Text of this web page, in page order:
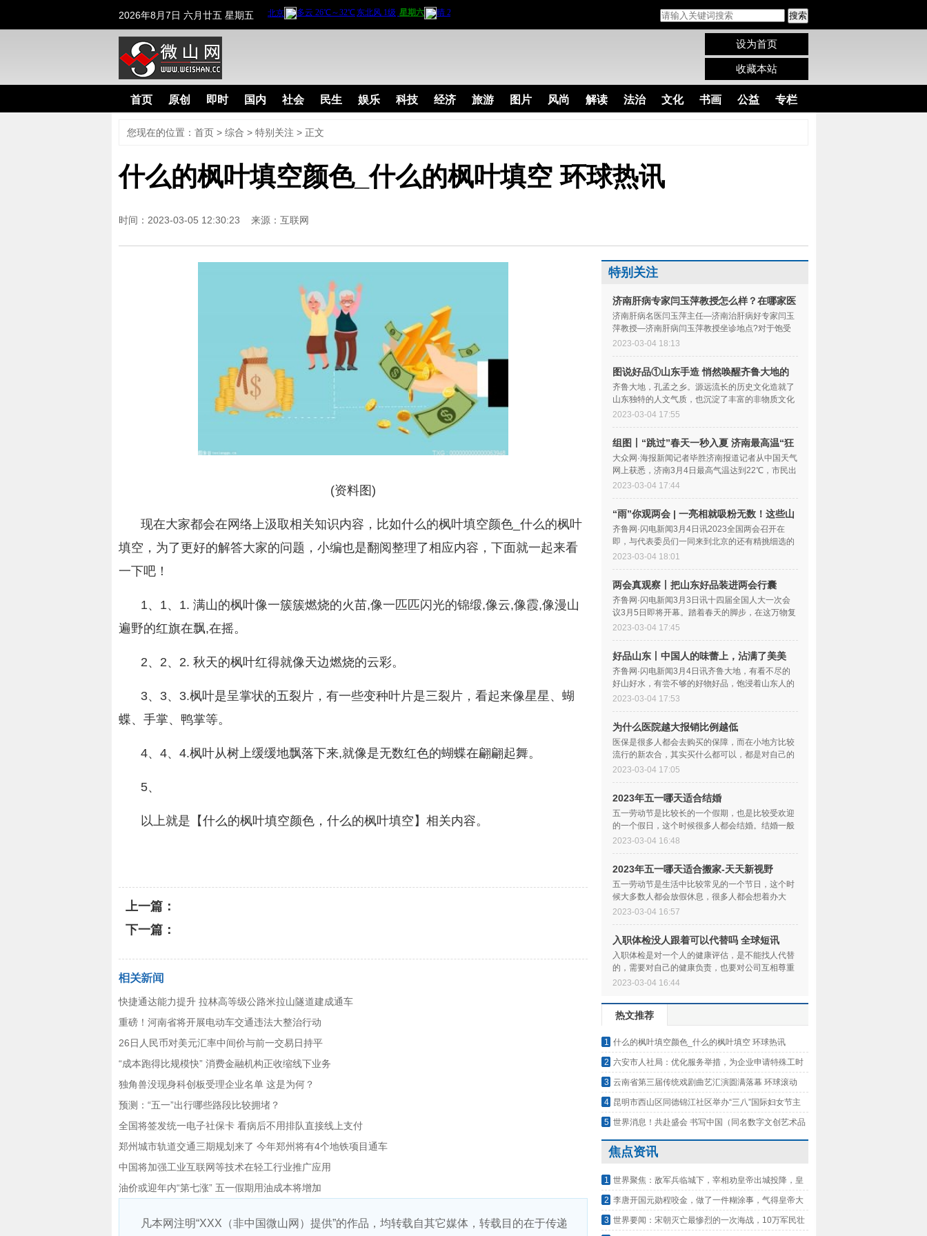
2026年8月7日 六月廿五 星期五 搜索
设为首页
收藏本站
首页 原创 即时 国内 社会 民生 娱乐 科技 经济 旅游 图片 风尚 解读 法治 文化 书画 公益 专栏
您现在的位置： 首页 > 综合 > 特别关注 > 正文
什么的枫叶填空颜色_什么的枫叶填空 环球热讯
时间：2023-03-05 12:30:23 来源： 互联网
(资料图)
现在大家都会在网络上汲取相关知识内容，比如什么的枫叶填空颜色_什么的枫叶
填空，为了更好的解答大家的问题，小编也是翻阅整理了相应内容，下面就一起来看
一下吧！
1、1、1. 满山的枫叶像一簇簇燃烧的火苗,像一匹匹闪光的锦缎,像云,像霞,像漫山
遍野的红旗在飘,在摇。
2、2、2. 秋天的枫叶红得就像天边燃烧的云彩。
3、3、3.枫叶是呈掌状的五裂片，有一些变种叶片是三裂片，看起来像星星、蝴
蝶、手掌、鸭掌等。
4、4、4.枫叶从树上缓缓地飘落下来,就像是无数红色的蝴蝶在翩翩起舞。
5、
以上就是【什么的枫叶填空颜色，什么的枫叶填空】相关内容。
上一篇：
下一篇：
快捷通达能力提升 拉林高等级公路米拉山隧道建成通车
重磅！河南省将开展电动车交通违法大整治行动
26日人民币对美元汇率中间价与前一交易日持平
“成本跑得比规模快” 消费金融机构正收缩线下业务
独角兽没现身科创板受理企业名单 这是为何？
预测：“五一”出行哪些路段比较拥堵？
全国将签发统一电子社保卡 看病后不用排队直接线上支付
郑州城市轨道交通三期规划来了 今年郑州将有4个地铁项目通车
中国将加强工业互联网等技术在轻工行业推广应用
油价或迎年内“第七涨” 五一假期用油成本将增加
凡本网注明“XXX（非中国微山网）提供”的作品，均转载自其它媒体，转载目的在于传递
特别关注
济南肝病专家闫玉萍教授怎么样？在哪家医
院坐诊？
济南肝病名医闫玉萍主任—济南治肝病好专家闫玉
萍教授—济南肝病闫玉萍教授坐诊地点?对于饱受
肝病折磨的患者来说,选择一家正规专业的医院,
2023-03-04 18:13
图说好品①山东手造 悄然唤醒齐鲁大地的
生活美学
齐鲁大地，孔孟之乡。源远流长的历史文化造就了
山东独特的人文气质，也沉淀了丰富的非物质文化
遗产。钟灵毓秀的齐鲁大地，每一座城市都蕴藏着
2023-03-04 17:55
组图丨“跳过”春天一秒入夏 济南最高温“狂
飙”至22℃ 环球热门
大众网·海报新闻记者毕胜济南报道记者从中国天气
网上获悉，济南3月4日最高气温达到22℃，市民出
行已有了初夏的感觉。在济南趵突泉公园内，玉
2023-03-04 17:44
“雨”你观两会 | 一亮相就吸粉无数！这些山
东好品亮相2023全国两会
齐鲁网·闪电新闻3月4日讯2023全国两会召开在
即，与代表委员们一同来到北京的还有精挑细选的
山东好品，琉璃、陶瓷、鲁班锁……这些精巧的展
2023-03-04 18:01
两会真观察丨把山东好品装进两会行囊
齐鲁网·闪电新闻3月3日讯十四届全国人大一次会
议3月5日即将开幕。踏着春天的脚步，在这万物复
苏拔节的三月里，住鲁全国人大代表们启程赴京，
2023-03-04 17:45
好品山东丨中国人的味蕾上，沾满了美美
的“山东味道” 每日看点
齐鲁网·闪电新闻3月4日讯齐鲁大地，有看不尽的
好山好水，有尝不够的好物好品，饱浸着山东人的
真情。“好客山东好品山东”，已经成为一张闪亮
2023-03-04 17:53
为什么医院越大报销比例越低
医保是很多人都会去购买的保障，而在小地方比较
流行的新农合，其实买什么都可以，都是对自己的
医疗一种保障。那么，为什么医院越大报销比例越
2023-03-04 17:05
2023年五一哪天适合结婚
五一劳动节是比较长的一个假期，也是比较受欢迎
的一个假日，这个时候很多人都会结婚。结婚一般
需要挑选合适的黄道吉日，根据日历上的黄历显示
2023-03-04 16:48
2023年五一哪天适合搬家-天天新视野
五一劳动节是生活中比较常见的一个节日，这个时
候大多数人都会放假休息，很多人都会想着办大
事，比如搬家。但是根据今年五一的黄历来看，五
2023-03-04 16:57
入职体检没人跟着可以代替吗 全球短讯
入职体检是对一个人的健康评估，是不能找人代替
的，需要对自己的健康负责，也要对公司互相尊重
信任，入职体检并不是什么大事，放平心态，根据
2023-03-04 16:44
热文推荐
1 什么的枫叶填空颜色_什么的枫叶填空 环球热讯
2 六安市人社局：优化服务举措，为企业申请特殊工时
审批按下“快进键”|环球微资讯
3 云南省第三届传统戏剧曲艺汇演圆满落幕 环球滚动
4
昆明市西山区同德锦江社区举办“三八”国际妇女节主
题活动-天天播资讯
5 世界消息！共赴盛会 书写中国（同名数字文创艺术品
已上线！戳→）
焦点资讯
1 世界聚焦：敌军兵临城下，宰相劝皇帝出城投降，皇
帝：你的想法与我不谋而合
2 李唐开国元勋程咬金，做了一件糊涂事，气得皇帝大
发雷霆
3 世界要闻：宋朝灭亡最惨烈的一次海战，10万军民壮